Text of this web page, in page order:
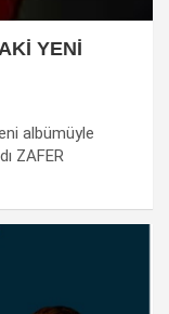
YENİ
albümüyle
ZAFER